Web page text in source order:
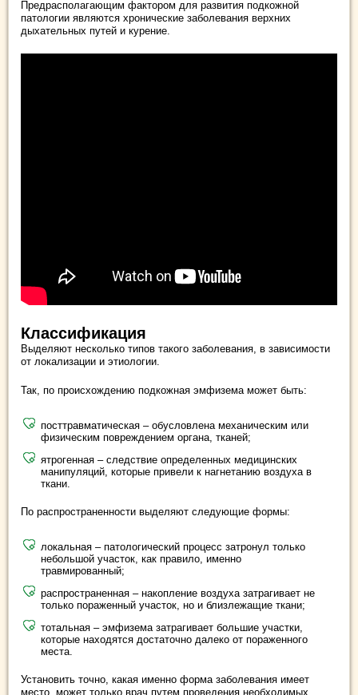
Предрасполагающим фактором для развития подкожной
патологии являются хронические заболевания верхних
дыхательных путей и курение.
Классификация
Выделяют несколько типов такого заболевания, в зависимости
от локализации и этиологии.
Так, по происхождению подкожная эмфизема может быть:
посттравматическая – обусловлена механическим или
физическим повреждением органа, тканей;
ятрогенная – следствие определенных медицинских
манипуляций, которые привели к нагнетанию воздуха в
ткани.
По распространенности выделяют следующие формы:
локальная – патологический процесс затронул только
небольшой участок, как правило, именно
травмированный;
распространенная – накопление воздуха затрагивает не
только пораженный участок, но и близлежащие ткани;
тотальная – эмфизема затрагивает большие участки,
которые находятся достаточно далеко от пораженного
места.
Установить точно, какая именно форма заболевания имеет
место, может только врач путем проведения необходимых